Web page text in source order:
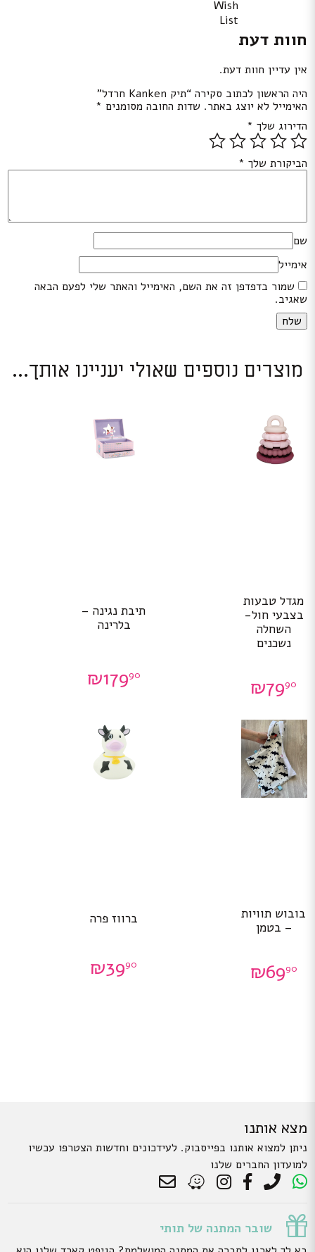
Wish
List
חוות דעת
אין עדיין חוות דעת.
היה הראשון לכתוב סקירה “תיק Kanken חרדל”
האימייל לא יוצג באתר. שדות החובה מסומנים *
הדירוג שלך *
הביקורת שלך *
שם
אימייל
שמור בדפדפן זה את השם, האימייל והאתר שלי לפעם הבאה
שאגיב.
מוצרים נוספים שאולי יעניינו אותך...
מגדל טבעות
בצבעי חול-
השחלה
נשכנים
₪7990
תיבת נגינה –
בלרינה
₪17990
בובוש תוויות
– בטמן
₪6990
ברווז פרה
₪3990
מצא אותנו
ניתן למצוא אותנו בפייסבוק. לעידכונים וחדשות הצטרפו עכשיו
למועדון החברים שלנו
שובר המתנה של תותי